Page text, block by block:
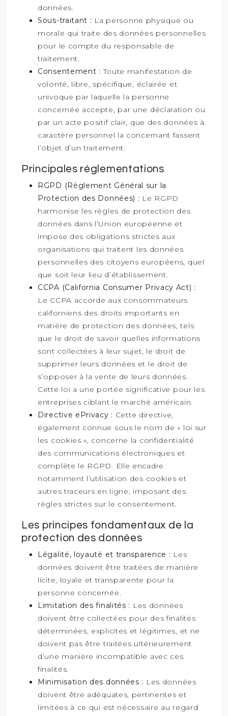
données.
Sous-traitant : La personne physique ou
morale qui traite des données personnelles
pour le compte du responsable de
traitement.
Consentement :Toute manifestation de
volonté, libre, spécifique, éclairée et
univoque par laquelle la personne
concernée accepte, par une déclaration ou
par un acte positif clair, que des données à
caractère personnel la concernant fassent
l’objet d’un traitement.
Principales réglementations
RGPD (Règlement Général sur la
Protection des Données) : Le RGPD
harmonise les règles de protection des
données dans l’Union européenne et
impose des obligations strictes aux
organisations qui traitent les données
personnelles des citoyens européens, quel
que soit leur lieu d’établissement.
CCPA (California Consumer Privacy Act) :
Le CCPA accorde aux consommateurs
californiens des droits importants en
matière de protection des données, tels
que le droit de savoir quelles informations
sont collectées à leur sujet, le droit de
supprimer leurs données et le droit de
s’opposer à la vente de leurs données.
Cette loi a une portée significative pour les
entreprises ciblant le marché américain.
Directive ePrivacy : Cette directive,
également connue sous le nom de « loi sur
les cookies », concerne la confidentialité
des communications électroniques et
complète le RGPD. Elle encadre
notamment l’utilisation des cookies et
autres traceurs en ligne, imposant des
règles strictes sur le consentement.
Les principes fondamentaux de la
protection des données
Légalité, loyauté et transparence : Les
données doivent être traitées de manière
licite, loyale et transparente pour la
personne concernée.
Limitation des finalités : Les données
doivent être collectées pour des finalités
déterminées, explicites et légitimes, et ne
doivent pas être traitées ultérieurement
d’une manière incompatible avec ces
finalités.
Minimisation des données : Les données
doivent être adéquates, pertinentes et
limitées à ce qui est nécessaire au regard